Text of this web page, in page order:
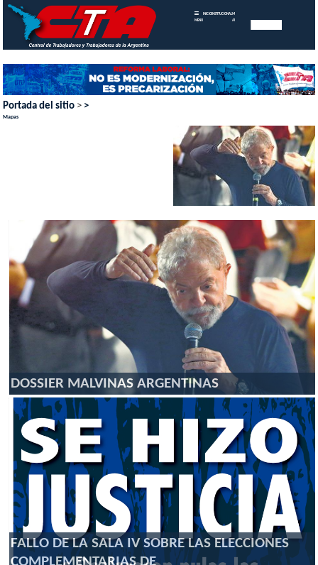
MENU
INICIOINSTITUCIONAL MEMORIAS
ANUALES
Portada del sitio > >
Mapas
DOSSIER MALVINAS ARGENTINAS
FALLO DE LA SALA IV SOBRE LAS ELECCIONES
COMPLEMENTARIAS DE